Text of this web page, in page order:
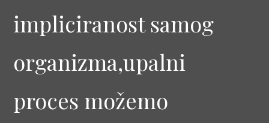
impliciranost samog
organizma,upalni
proces možemo